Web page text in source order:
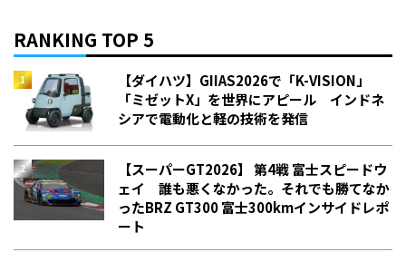
RANKING TOP 5
【ダイハツ】GIIAS2026で「K-VISION」
「ミゼットX」を世界にアピール インドネ
シアで電動化と軽の技術を発信
【スーパーGT2026】 第4戦 富士スピードウ
ェイ 誰も悪くなかった。それでも勝てなか
った――BRZ GT300 富士300kmインサイドレポ
ート